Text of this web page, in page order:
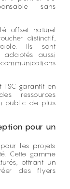
sans
offset naturel
distinctif,
Ils sont
adaptés aussi
FSC garantit en
ressources
public de plus
pour un
les projets
Cette gamme
offrant un
des flyers